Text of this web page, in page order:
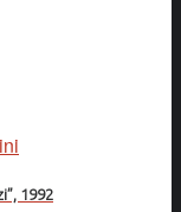
1992